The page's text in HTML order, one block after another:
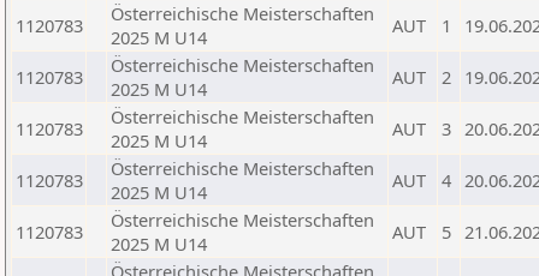
1120783
Österreichische Meisterschaften
2025 M U14
AUT 1
1120783
Österreichische Meisterschaften
2025 M U14
AUT 2
1120783
Österreichische Meisterschaften
2025 M U14
AUT 3
1120783
Österreichische Meisterschaften
2025 M U14
AUT 4
1120783
Österreichische Meisterschaften
2025 M U14
AUT 5
Österreichische Meisterschaften